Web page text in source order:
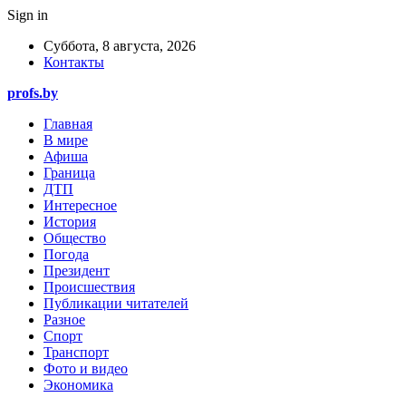
Sign in
Суббота, 8 августа, 2026
Контакты
profs.by
Главная
В мире
Афиша
Граница
ДТП
Интересное
История
Общество
Погода
Президент
Происшествия
Публикации читателей
Разное
Спорт
Транспорт
Фото и видео
Экономика